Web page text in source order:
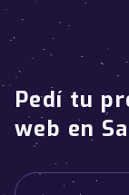
Pedí tu
web en